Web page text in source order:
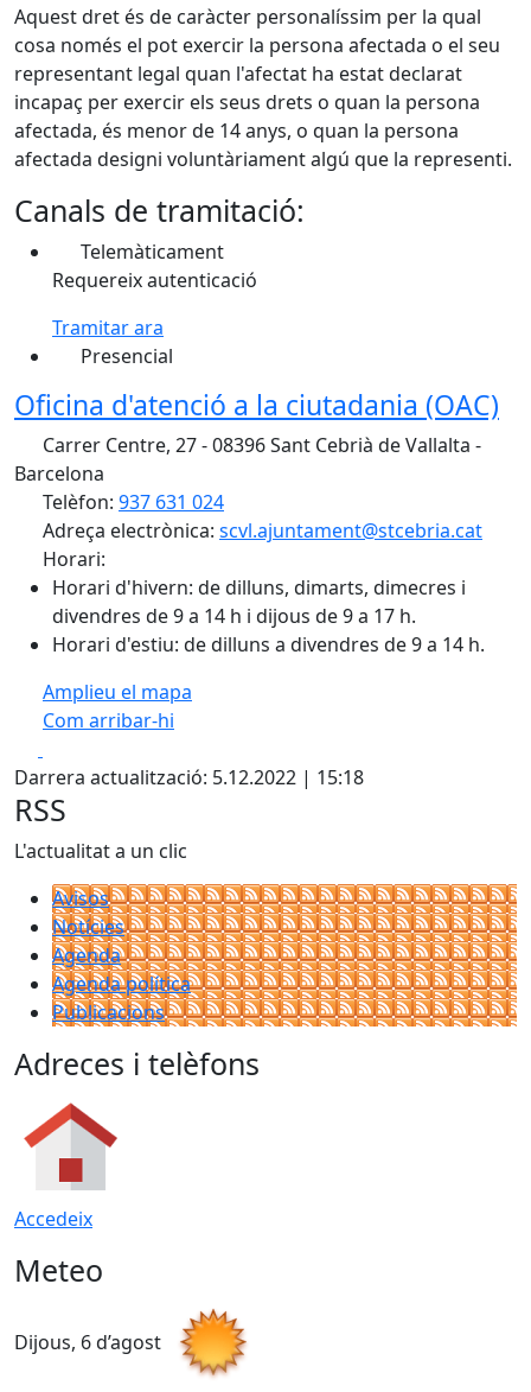
Aquest dret és de caràcter personalíssim per la qual
cosa només el pot exercir la persona afectada o el seu
representant legal quan l'afectat ha estat declarat
incapaç per exercir els seus drets o quan la persona
afectada, és menor de 14 anys, o quan la persona
afectada designi voluntàriament algú que la representi.
Canals de tramitació:
Telemàticament
Requereix autenticació
Tramitar ara
Presencial
Oficina d'atenció a la ciutadania (OAC)
Carrer Centre, 27 - 08396 Sant Cebrià de Vallalta -
Barcelona
Telèfon: 937 631 024
Adreça electrònica: scvl.ajuntament@stcebria.cat
Horari:
Horari d'hivern: de dilluns, dimarts, dimecres i
divendres de 9 a 14 h i dijous de 9 a 17 h.
Horari d'estiu: de dilluns a divendres de 9 a 14 h.
Amplieu el mapa
Com arribar-hi
+
−
Darrera actualització: 5.12.2022 | 15:18
RSS
L'actualitat a un clic
Avisos
Notícies
Agenda
Agenda política
Publicacions
Adreces i telèfons
Accedeix
Meteo
Dijous, 6 d’agost